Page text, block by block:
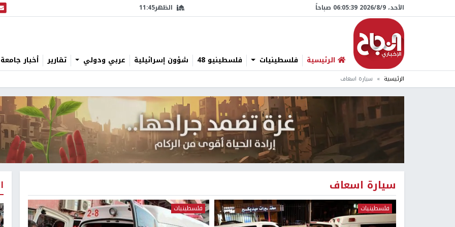
الأحد، 9/‏8/‏2026 06:05:40 صباحاً الظهر11:45
الرئيسية فلسطينيات فلسطينيو 48 شؤون إسرائيلية عربي ودولي تقارير أخبار
الرئيسية سيارة اسعاف
سيارة اسعاف
فلسطينيات فلسطينيات